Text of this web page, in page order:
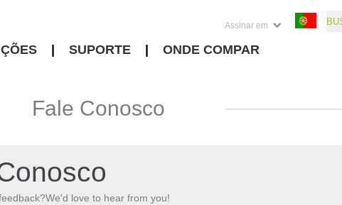
Assinar em
SUPORTE ONDE COMPAR
Fale Conosco
love to hear from you!